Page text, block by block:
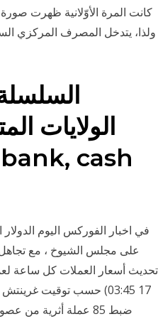
ولذا، يتدخل المصرف المركزي
الولايات
في اخبار الفوركس اليوم
على مجلس الشيوخ ، مع تجاهل
17 03:45) حسب توقيت
ضبط 85 عملة أثرية